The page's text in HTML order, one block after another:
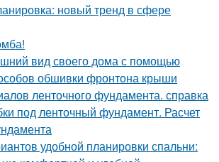
новый тренд в сфере
вид своего дома с помощью
обшивки фронтона крыши
ленточного фундамента. справка
под ленточный фундамент. Расчет
удобной планировки спальни: